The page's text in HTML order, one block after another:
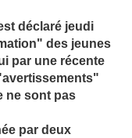
déclaré jeudi
des jeunes
par une récente
ne sont pas
par deux